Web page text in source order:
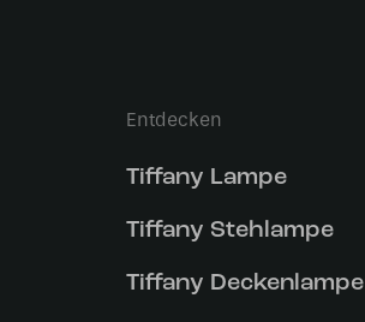
Entdecken
Tiffany Lampe
Tiffany Stehlampe
Tiffany Deckenlampe